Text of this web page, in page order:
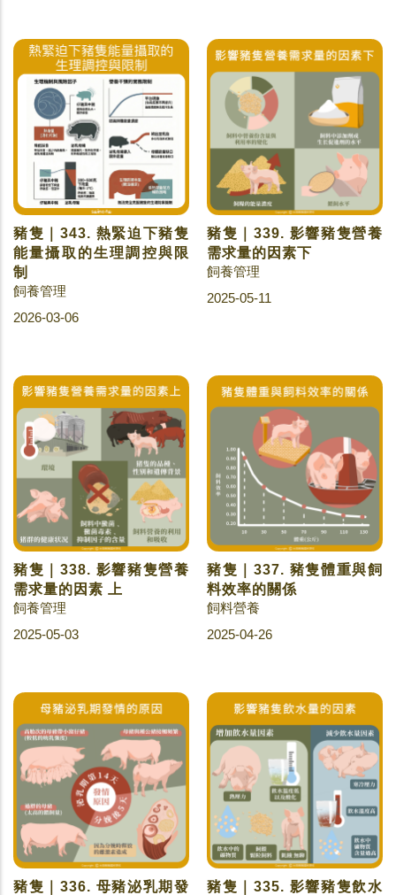
豬隻｜343. 熱緊迫下豬隻
能量攝取的生理調控與限
制
飼養管理
2026-03-06
豬隻｜339. 影響豬隻營養
需求量的因素下
飼養管理
2025-05-11
豬隻｜338. 影響豬隻營養
需求量的因素 上
飼養管理
2025-05-03
豬隻｜337. 豬隻體重與飼
料效率的關係
飼料營養
2025-04-26
豬隻｜336. 母豬泌乳期發
豬隻｜335. 影響豬隻飲水